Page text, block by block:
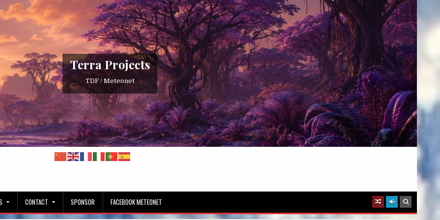
Terra Projects
TDF / Meteonet
CONTACT SPONSOR FACEBOOK METEONET